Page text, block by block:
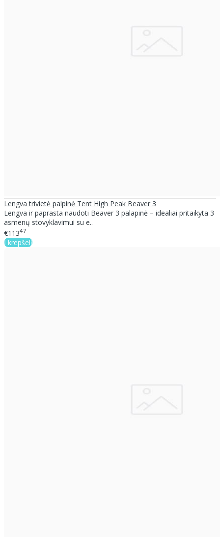
Lengva trivietė palpinė Tent High Peak Beaver 3
Lengva ir paprasta naudoti Beaver 3 palapinė – idealiai pritaikyta 3
asmenų stovyklavimui su e..
€11347
Į krepšelį